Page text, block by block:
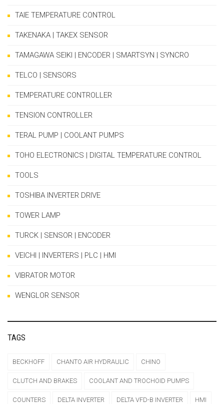
TAIE TEMPERATURE CONTROL
TAKENAKA | TAKEX SENSOR
TAMAGAWA SEIKI | ENCODER | SMARTSYN | SYNCRO
TELCO | SENSORS
TEMPERATURE CONTROLLER
TENSION CONTROLLER
TERAL PUMP | COOLANT PUMPS
TOHO ELECTRONICS | DIGITAL TEMPERATURE CONTROL
TOOLS
TOSHIBA INVERTER DRIVE
TOWER LAMP
TURCK | SENSOR | ENCODER
VEICHI | INVERTERS | PLC | HMI
VIBRATOR MOTOR
WENGLOR SENSOR
TAGS
BECKHOFF CHANTO AIR HYDRAULIC CHINO
CLUTCH AND BRAKES COOLANT AND TROCHOID PUMPS
COUNTERS DELTA INVERTER DELTA VFD-B INVERTER HMI